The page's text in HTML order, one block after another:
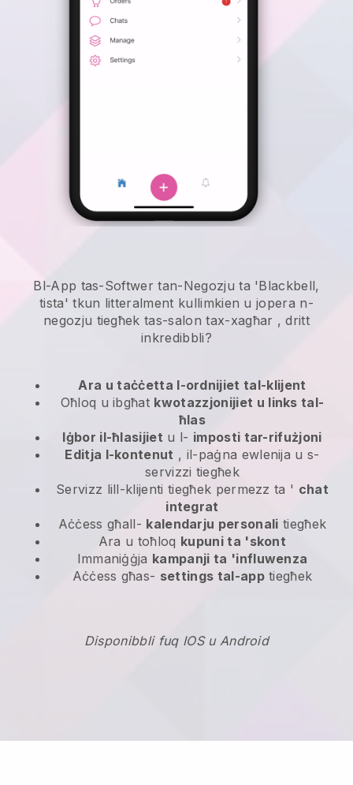
Bl-App tas-Softwer tan-Negozju ta 'Blackbell,
tista' tkun litteralment kullimkien ujopera n-
negozju tiegħek tas-salon tax-xagħar , dritt
inkredibbli?
Ara u taċċetta l-ordnijiet tal-klijent
Oħloq u ibgħat kwotazzjonijiet u links tal-
ħlas
Iġbor il-ħlasijiet u l- imposti tar-rifużjoni
Editja l-kontenut , il-paġna ewlenija u s-
servizzi tiegħek
Servizz lill-klijenti tiegħek permezz ta ' chat
integrat
Aċċess għall- kalendarju personali tiegħek
Ara u toħloq kupuni ta 'skont
Immaniġġja kampanji ta 'influwenza
Aċċess għas- settings tal-apptiegħek
Disponibbli fuq IOS u Android